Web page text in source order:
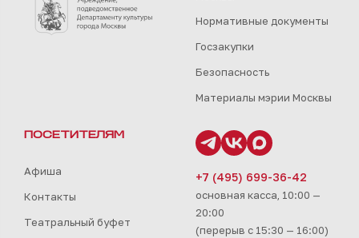
Нормативные документы
Госзакупки
Безопасность
Материалы мэрии Москвы
ПОСЕТИТЕЛЯМ
Афиша
Контакты
Театральный буфет
+7 (495) 699-36-42
основная касса, 10:00 —
20:00
(перерыв с 15:30 — 16:00)